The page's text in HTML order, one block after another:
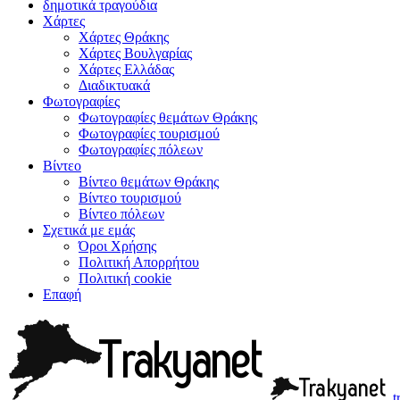
δημοτικά τραγούδια
Χάρτες
Χάρτες Θράκης
Χάρτες Βουλγαρίας
Χάρτες Ελλάδας
Διαδικτυακά
Φωτογραφίες
Φωτογραφίες θεμάτων Θράκης
Φωτογραφίες τουρισμού
Φωτογραφίες πόλεων
Βίντεο
Βίντεο θεμάτων Θράκης
Βίντεο τουρισμού
Βίντεο πόλεων
Σχετικά με εμάς
Όροι Χρήσης
Πολιτική Απορρήτου
Πολιτική cookie
Επαφή